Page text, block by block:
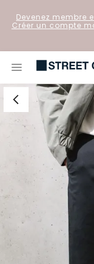
Devenez membre
Créer un compte